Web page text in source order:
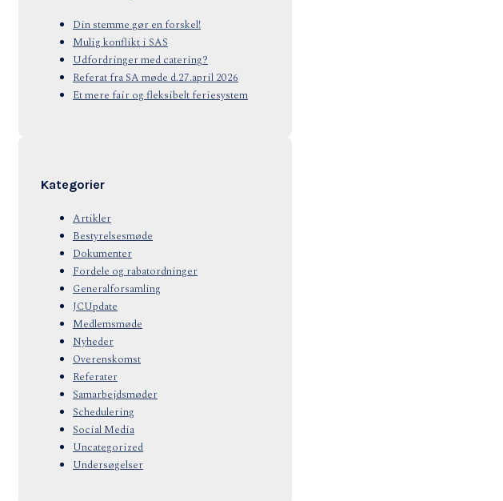
Din stemme gør en forskel!
Mulig konflikt i SAS
Udfordringer med catering?
Referat fra SA møde d.27.april 2026
Et mere fair og fleksibelt feriesystem
Kategorier
Artikler
Bestyrelsesmøde
Dokumenter
Fordele og rabatordninger
Generalforsamling
JCUpdate
Medlemsmøde
Nyheder
Overenskomst
Referater
Samarbejdsmøder
Schedulering
Social Media
Uncategorized
Undersøgelser